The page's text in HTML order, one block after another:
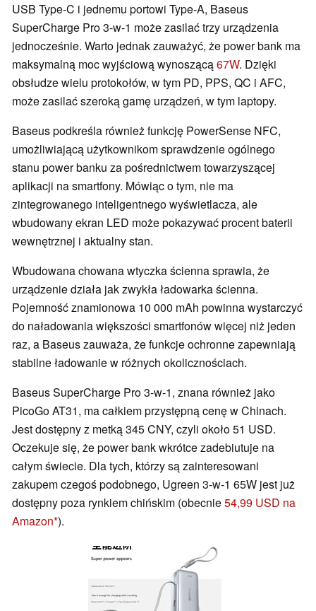
USB Type-C i jednemu portowi Type-A, Baseus
SuperCharge Pro 3-w-1 może zasilać trzy urządzenia
jednocześnie. Warto jednak zauważyć, że power bank ma
maksymalną moc wyjściową wynoszącą67W. Dzięki
obsłudze wielu protokołów, w tym PD, PPS, QC i AFC,
może zasilać szeroką gamę urządzeń, w tym laptopy.
Baseus podkreśla również funkcję PowerSense NFC,
umożliwiającą użytkownikom sprawdzenie ogólnego
stanu power banku za pośrednictwem towarzyszącej
aplikacji na smartfony. Mówiąc o tym, nie ma
zintegrowanego inteligentnego wyświetlacza, ale
wbudowany ekran LED może pokazywać procent baterii
wewnętrznej i aktualny stan.
Wbudowana chowana wtyczka ścienna sprawia, że
urządzenie działa jak zwykła ładowarka ścienna.
Pojemność znamionowa 10 000 mAh powinna wystarczyć
do naładowania większości smartfonów więcej niż jeden
raz, a Baseus zauważa, że funkcje ochronne zapewniają
stabilne ładowanie w różnych okolicznościach.
Baseus SuperCharge Pro 3-w-1, znana również jako
PicoGo AT31, ma całkiem przystępną cenę w Chinach.
Jest dostępny z metką 345 CNY, czyli około 51 USD.
Oczekuje się, że power bank wkrótce zadebiutuje na
całym świecie. Dla tych, którzy są zainteresowani
zakupem czegoś podobnego, Ugreen 3-w-1 65W jest już
dostępny poza rynkiem chińskim (obecnie54,99 USD na
Amazon ).